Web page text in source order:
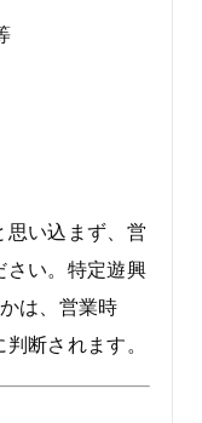
思い込まず、営
さい。特定遊興
は、営業時
断されます。